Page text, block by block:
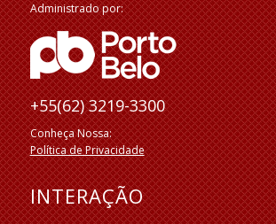
Administrado por:
+55(62) 3219-3300
Conheça Nossa:
Política de Privacidade
INTERAÇÃO